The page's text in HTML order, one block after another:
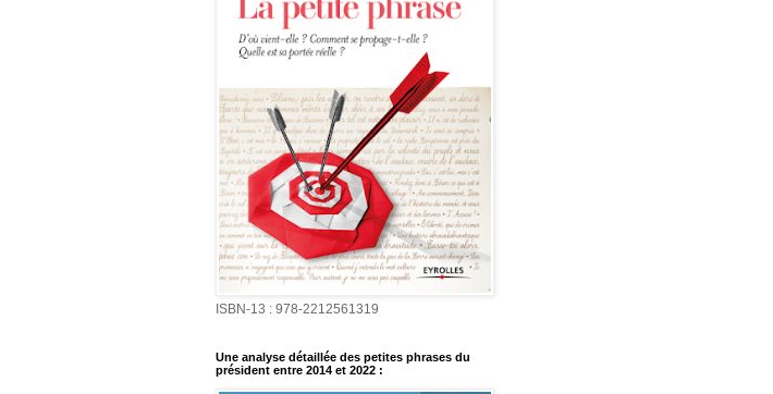
ISBN-13 : 978-2212561319
Une analyse détaillée des petites phrases du
président entre 2014 et 2022 :